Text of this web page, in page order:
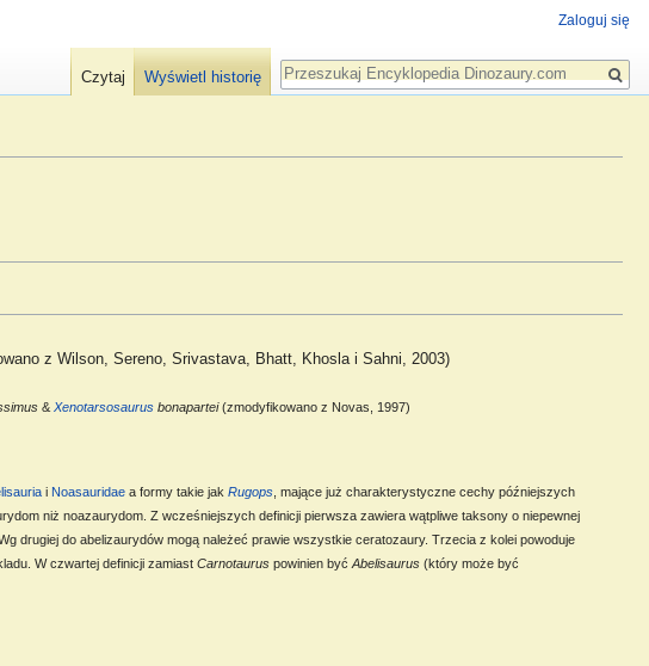
z Wilson, Sereno, Srivastava, Bhatt, Khosla i Sahni, 2003)
&Xenotarsosaurusbonapartei(zmodyfikowano z Novas, 1997)
iNoasauridae a formy takie jakRugops , mające już charakterystyczne cechy późniejszych
niż noazaurydom. Z wcześniejszych definicji pierwsza zawiera wątpliwe taksony o niepewnej
drugiej do abelizaurydów mogą należeć prawie wszystkie ceratozaury. Trzecia z kolei powoduje
W czwartej definicji zamiastCarnotaurus powinien byćAbelisaurus (który może być
Zaloguj się
Czytaj Wyświetl historię
Szukaj